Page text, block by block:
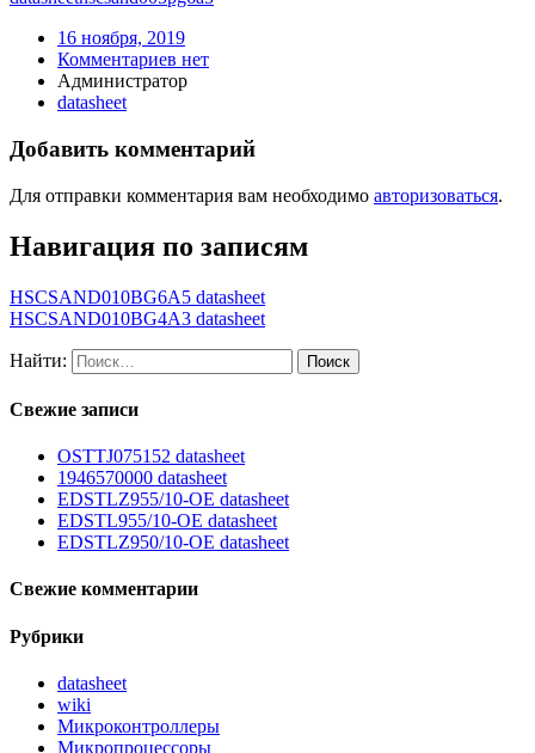
16 ноября, 2019
Комментариев нет
Администратор
datasheet
Добавить комментарий
Для отправки комментария вам необходимо авторизоваться.
Навигация по записям
HSCSAND010BG6A5 datasheet
HSCSAND010BG4A3 datasheet
Найти:
Свежие записи
OSTTJ075152 datasheet
1946570000 datasheet
EDSTLZ955/10-OE datasheet
EDSTL955/10-OE datasheet
EDSTLZ950/10-OE datasheet
Свежие комментарии
Рубрики
datasheet
wiki
Микроконтроллеры
Микропроцессоры